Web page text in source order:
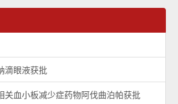
滴眼液获批
关血小板减少症药物阿伐曲泊帕获批